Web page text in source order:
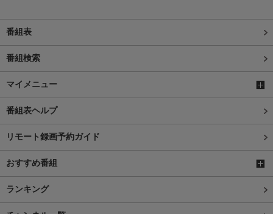
番組表
番組検索
マイメニュー
番組表ヘルプ
リモート録画予約ガイド
おすすめ番組
ランキング